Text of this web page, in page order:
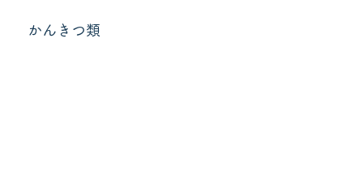
かんきつ類